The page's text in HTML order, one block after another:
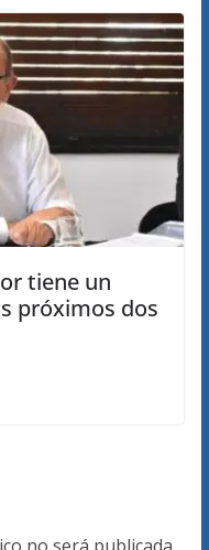
tiene un
próximos dos